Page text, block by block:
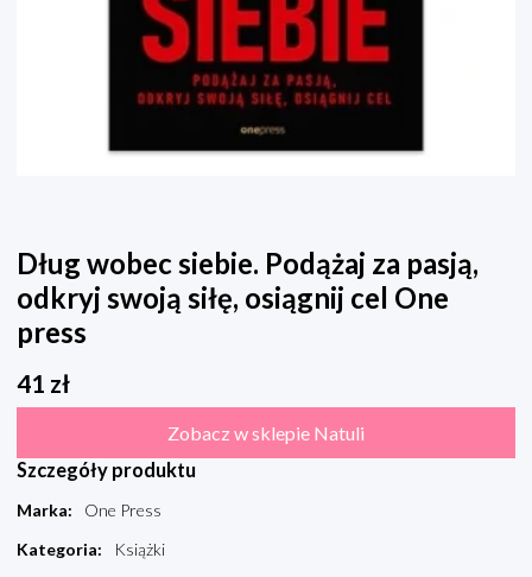
Dług wobec siebie. Podążaj za pasją,
odkryj swoją siłę, osiągnij cel One
press
41 zł
Zobacz w sklepie Natuli
Szczegóły produktu
Marka:
One Press
Kategoria:
Książki